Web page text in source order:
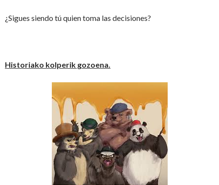
¿Sigues siendo tú quien toma las decisiones?
Historiako kolperik gozoena.